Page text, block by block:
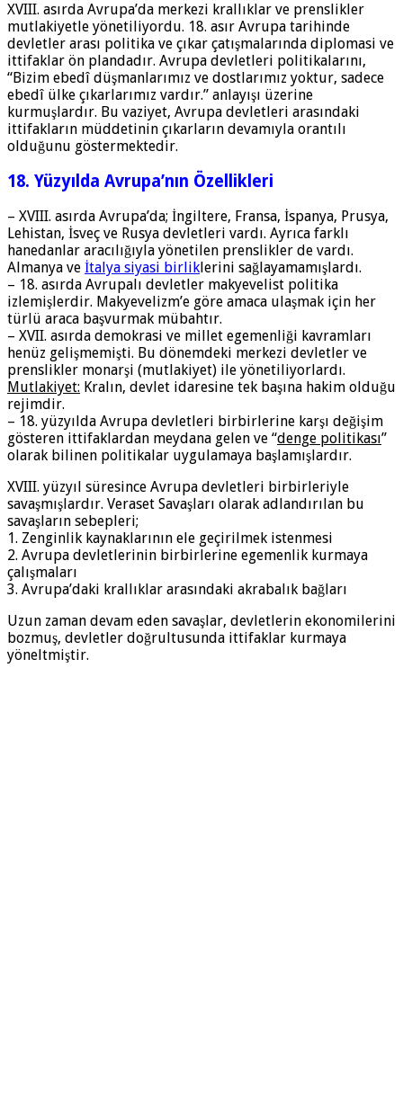
XVIII. asırda Avrupa’da merkezi krallıklar ve prenslikler
mutlakiyetle yönetiliyordu. 18. asır Avrupa tarihinde
devletler arası politika ve çıkar çatışmalarında diplomasi ve
ittifaklar ön plandadır. Avrupa devletleri politikalarını,
“Bizim ebedî düşmanlarımız ve dostlarımız yoktur, sadece
ebedî ülke çıkarlarımız vardır.” anlayışı üzerine
kurmuşlardır. Bu vaziyet, Avrupa devletleri arasındaki
ittifakların müddetinin çıkarların devamıyla orantılı
olduğunu göstermektedir.
18. Yüzyılda Avrupa’nın Özellikleri
– XVIII. asırda Avrupa’da; İngiltere, Fransa, İspanya, Prusya,
Lehistan, İsveç ve Rusya devletleri vardı. Ayrıca farklı
hanedanlar aracılığıyla yönetilen prenslikler de vardı.
Almanya ve İtalya siyasi birliklerini sağlayamamışlardı.
– 18. asırda Avrupalı devletler makyevelist politika
izlemişlerdir. Makyevelizm’e göre amaca ulaşmak için her
türlü araca başvurmak mübahtır.
– XVII. asırda demokrasi ve millet egemenliği kavramları
henüz gelişmemişti. Bu dönemdeki merkezi devletler ve
prenslikler monarşi (mutlakiyet) ile yönetiliyorlardı.
Mutlakiyet: Kralın, devlet idaresine tek başına hakim olduğu
rejimdir.
– 18. yüzyılda Avrupa devletleri birbirlerine karşı değişim
gösteren ittifaklardan meydana gelen ve “denge politikası”
olarak bilinen politikalar uygulamaya başlamışlardır.
XVIII. yüzyıl süresince Avrupa devletleri birbirleriyle
savaşmışlardır. Veraset Savaşları olarak adlandırılan bu
savaşların sebepleri;
1. Zenginlik kaynaklarının ele geçirilmek istenmesi
2. Avrupa devletlerinin birbirlerine egemenlik kurmaya
çalışmaları
3. Avrupa’daki krallıklar arasındaki akrabalık bağları
Uzun zaman devam eden savaşlar, devletlerin ekonomilerini
bozmuş, devletler doğrultusunda ittifaklar kurmaya
yöneltmiştir.